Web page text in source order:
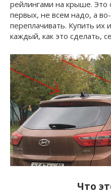
рейлингами на крыше. Это
первых, не всем надо, а
переплачивать. Купить их
каждый, как это сделать,
Что